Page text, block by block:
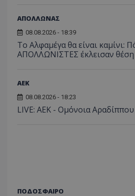
ΑΠΟΛΛΩΝΑΣ
08.08.2026 - 18:39
Το Αλφαμέγα θα είναι καμίνι:
ΑΠΟΛΛΩΝΙΣΤΕΣ έκλεισαν
ΑEK
08.08.2026 - 18:23
LIVE: ΑΕΚ - Ομόνοια
ΠΟΔΟΣΦΑΙΡΟ